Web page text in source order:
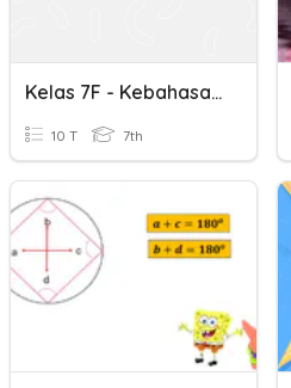
Kelas 7F - Kebahasaan Deskripsi - Majas Dan Kiasan
10 T 7th